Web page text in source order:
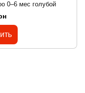
0–6 мес голубой